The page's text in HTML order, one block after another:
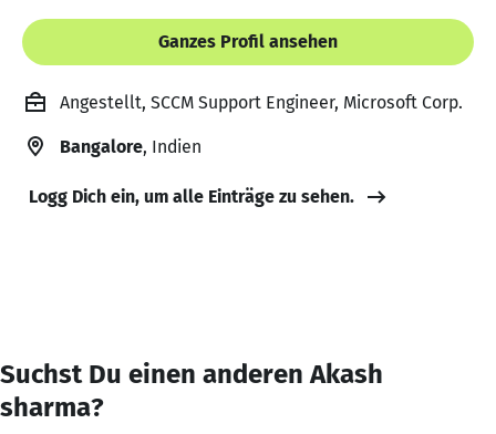
Ganzes Profil ansehen
Angestellt, SCCM Support Engineer, Microsoft Corp.
Bangalore, Indien
Logg Dich ein, um alle Einträge zu sehen.
Suchst Du einen anderen Akash
sharma?